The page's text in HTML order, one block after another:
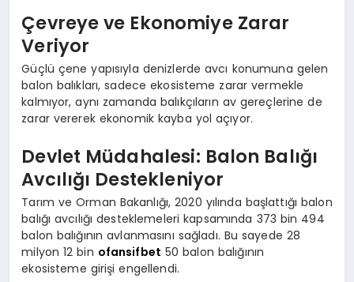
Çevreye ve Ekonomiye Zarar
Veriyor
Güçlü çene yapısıyla denizlerde avcı konumuna gelen
balon balıkları, sadece ekosisteme zarar vermekle
kalmıyor, aynı zamanda balıkçıların av gereçlerine de
zarar vererek ekonomik kayba yol açıyor.
Devlet Müdahalesi: Balon Balığı
Avcılığı Destekleniyor
Tarım ve Orman Bakanlığı, 2020 yılında başlattığı balon
balığı avcılığı desteklemeleri kapsamında 373 bin 494
balon balığının avlanmasını sağladı. Bu sayede 28
milyon 12 bin ofansifbet 50 balon balığının
ekosisteme girişi engellendi.